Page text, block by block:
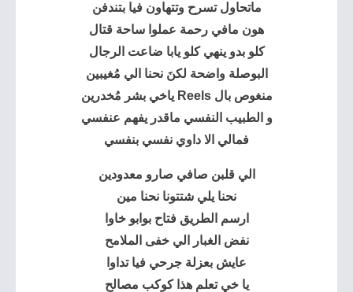
ماتحاول تسرح وتتهاون فيا بتندفن
هون مافي رحمة عملوا ساحة قتال
كلو بدو ينهي كلو يابا ضاعت الرجال
البوصلة واضحة لكنَ نحنا الي مُغيبين
منغوص بال Reels ياخي بشر مُخدرين
و الطبيب النفسي ماقدر يفهم عنفسي
فمالي الا داوي نفسي بنفسي
الي قلبن صافي صارو معدودين
نحنا يلي شتتونا نحنا مين
ارسم الطريق فتاح بوابو خاوا
نفض الغبار الي خفى الملامح
عايش بعزلة جرحي فيا تداوا
يا خي تعلم هذا كوكب مصالح